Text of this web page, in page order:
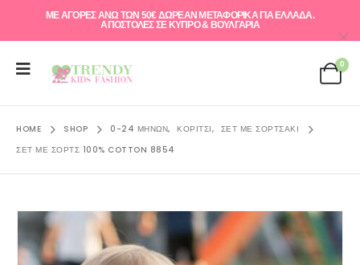
ΜΕ ΑΓΟΡΕΣ ΑΝΩ ΤΩΝ 50€ ΔΩΡΕΑΝ ΜΕΤΑΦΟΡΙΚΑ ΓΙΑ ΕΛΛAΔΑ.
ΑΠΟΣΤΟΛΕΣ ΣΕ ΚΥΠΡΟ & ΒΟΥΛΓΑΡΙΑ
0
HOME SHOP 0-24 ΜΗΝΏΝ, ΚΟΡΊΤΣΙ, ΣΕΤ ΜΕ ΣΟΡΤΣΑΚΙ
ΣΕΤ ΜΕ ΣΌΡΤΣ 100% COTTON 8854